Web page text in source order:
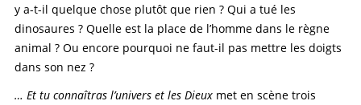
y a-t-il quelque chose plutôt que rien ? Qui a tué les
dinosaures ? Quelle est la place de l’homme dans le règne
animal ? Ou encore pourquoi ne faut-il pas mettre les doigts
dans son nez ?
… Et tu connaîtras l’univers et les Dieux met en scène trois